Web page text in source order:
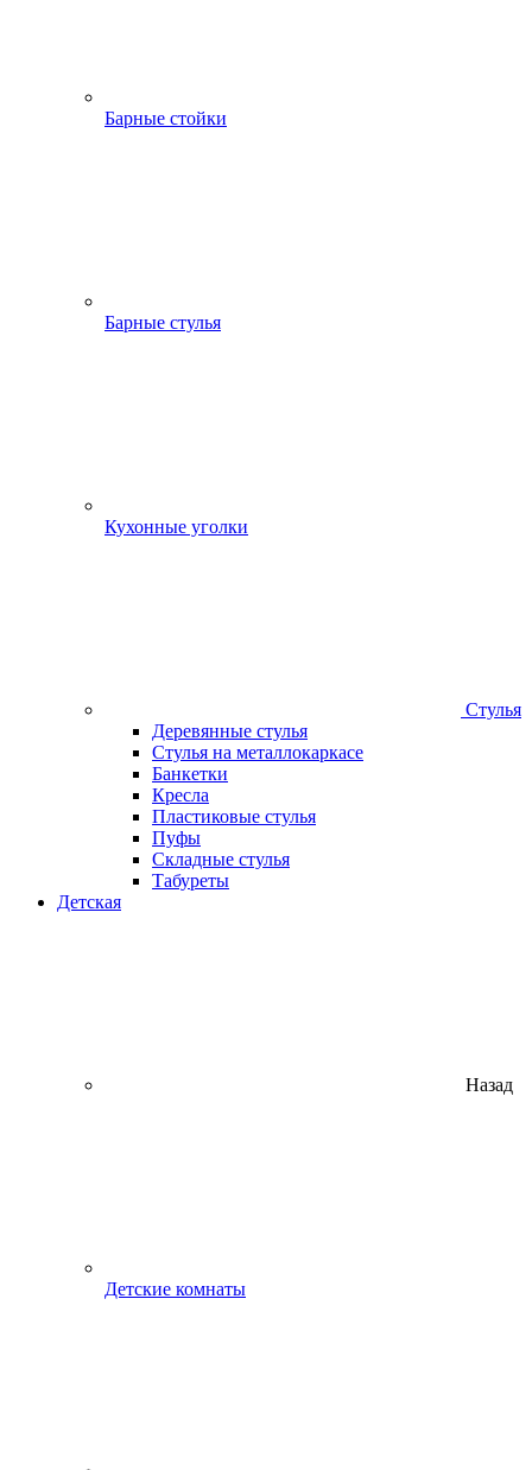
Барные стойки
Барные стулья
Кухонные уголки
Стулья
Деревянные стулья
Стулья на металлокаркасе
Банкетки
Кресла
Пластиковые стулья
Пуфы
Складные стулья
Табуреты
Детская
Назад
Детские комнаты